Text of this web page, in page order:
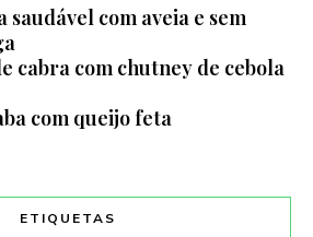
saudável com aveia e sem
cabra com chutney de cebola
com queijo feta
ETIQUETAS